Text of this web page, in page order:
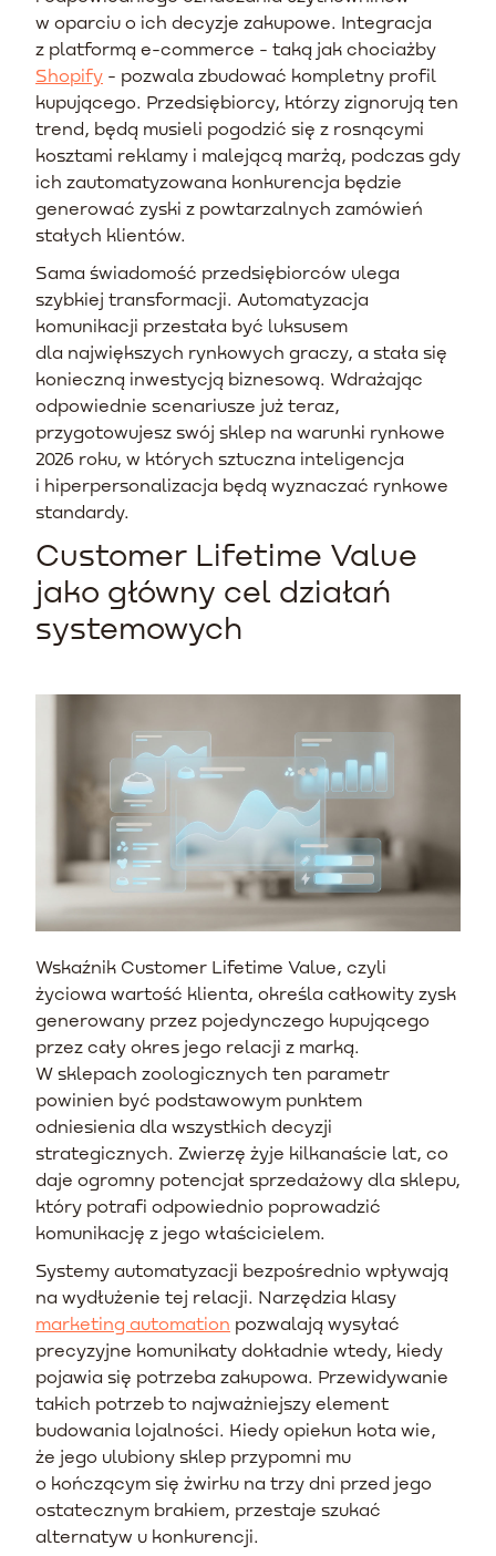
w oparciu o ich decyzje zakupowe. Integracja
z platformą e-commerce - taką jak chociażby
Shopify - pozwala zbudować kompletny profil
kupującego. Przedsiębiorcy, którzy zignorują ten
trend, będą musieli pogodzić się z rosnącymi
kosztami reklamy i malejącą marżą, podczas gdy
ich zautomatyzowana konkurencja będzie
generować zyski z powtarzalnych zamówień
stałych klientów.
Sama świadomość przedsiębiorców ulega
szybkiej transformacji. Automatyzacja
komunikacji przestała być luksusem
dla największych rynkowych graczy, a stała się
konieczną inwestycją biznesową. Wdrażając
odpowiednie scenariusze już teraz,
przygotowujesz swój sklep na warunki rynkowe
2026 roku, w których sztuczna inteligencja
i hiperpersonalizacja będą wyznaczać rynkowe
standardy.
Customer Lifetime Value
jako główny cel działań
systemowych
Wskaźnik Customer Lifetime Value, czyli
życiowa wartość klienta, określa całkowity zysk
generowany przez pojedynczego kupującego
przez cały okres jego relacji z marką.
W sklepach zoologicznych ten parametr
powinien być podstawowym punktem
odniesienia dla wszystkich decyzji
strategicznych. Zwierzę żyje kilkanaście lat, co
daje ogromny potencjał sprzedażowy dla sklepu,
który potrafi odpowiednio poprowadzić
komunikację z jego właścicielem.
Systemy automatyzacji bezpośrednio wpływają
na wydłużenie tej relacji. Narzędzia klasy
marketing automation pozwalają wysyłać
precyzyjne komunikaty dokładnie wtedy, kiedy
pojawia się potrzeba zakupowa. Przewidywanie
takich potrzeb to najważniejszy element
budowania lojalności. Kiedy opiekun kota wie,
że jego ulubiony sklep przypomni mu
o kończącym się żwirku na trzy dni przed jego
ostatecznym brakiem, przestaje szukać
alternatyw u konkurencji.